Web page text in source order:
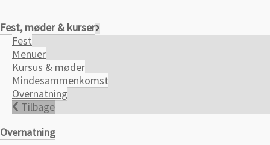
Fest, møder & kurser
Fest
Menuer
Kursus & møder
Mindesammenkomst
Overnatning
Tilbage
Overnatning